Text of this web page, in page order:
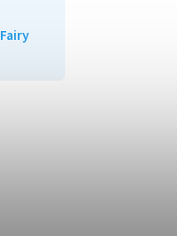
Fairy